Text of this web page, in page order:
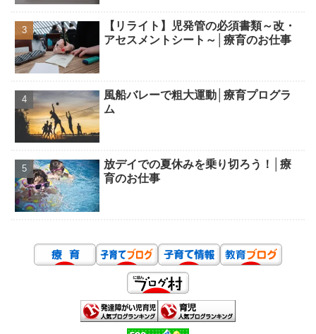
【リライト】児発管の必須書類～改・
アセスメントシート～│療育のお仕事
風船バレーで粗大運動│療育プログラ
ム
放デイでの夏休みを乗り切ろう！│療
育のお仕事